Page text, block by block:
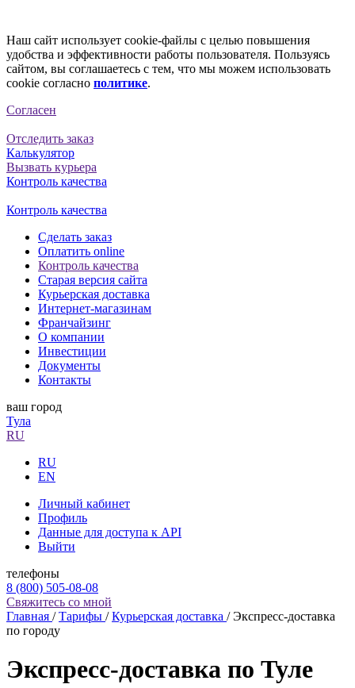
Наш сайт использует cookie-файлы с целью повышения
удобства и эффективности работы пользователя. Пользуясь
сайтом, вы соглашаетесь с тем, что мы можем использовать
cookie согласно политике.
Согласен
Отследить заказ
Калькулятор
Вызвать курьера
Контроль качества
Контроль качества
Сделать заказ
Оплатить online
Контроль качества
Старая версия сайта
Курьерская доставка
Интернет-магазинам
Франчайзинг
О компании
Инвестиции
Документы
Контакты
ваш город
Тула
RU
RU
EN
Личный кабинет
Профиль
Данные для доступа к API
Выйти
телефоны
8 (800) 505-08-08
Свяжитесь со мной
Главная /Тарифы /Курьерская доставка /Экспресс-доставка
по городу
Экспресс-доставка по Туле